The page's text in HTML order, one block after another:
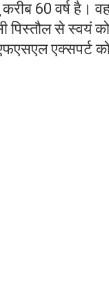
60 वर्ष है।
से स्वयं को
एक्सपर्ट